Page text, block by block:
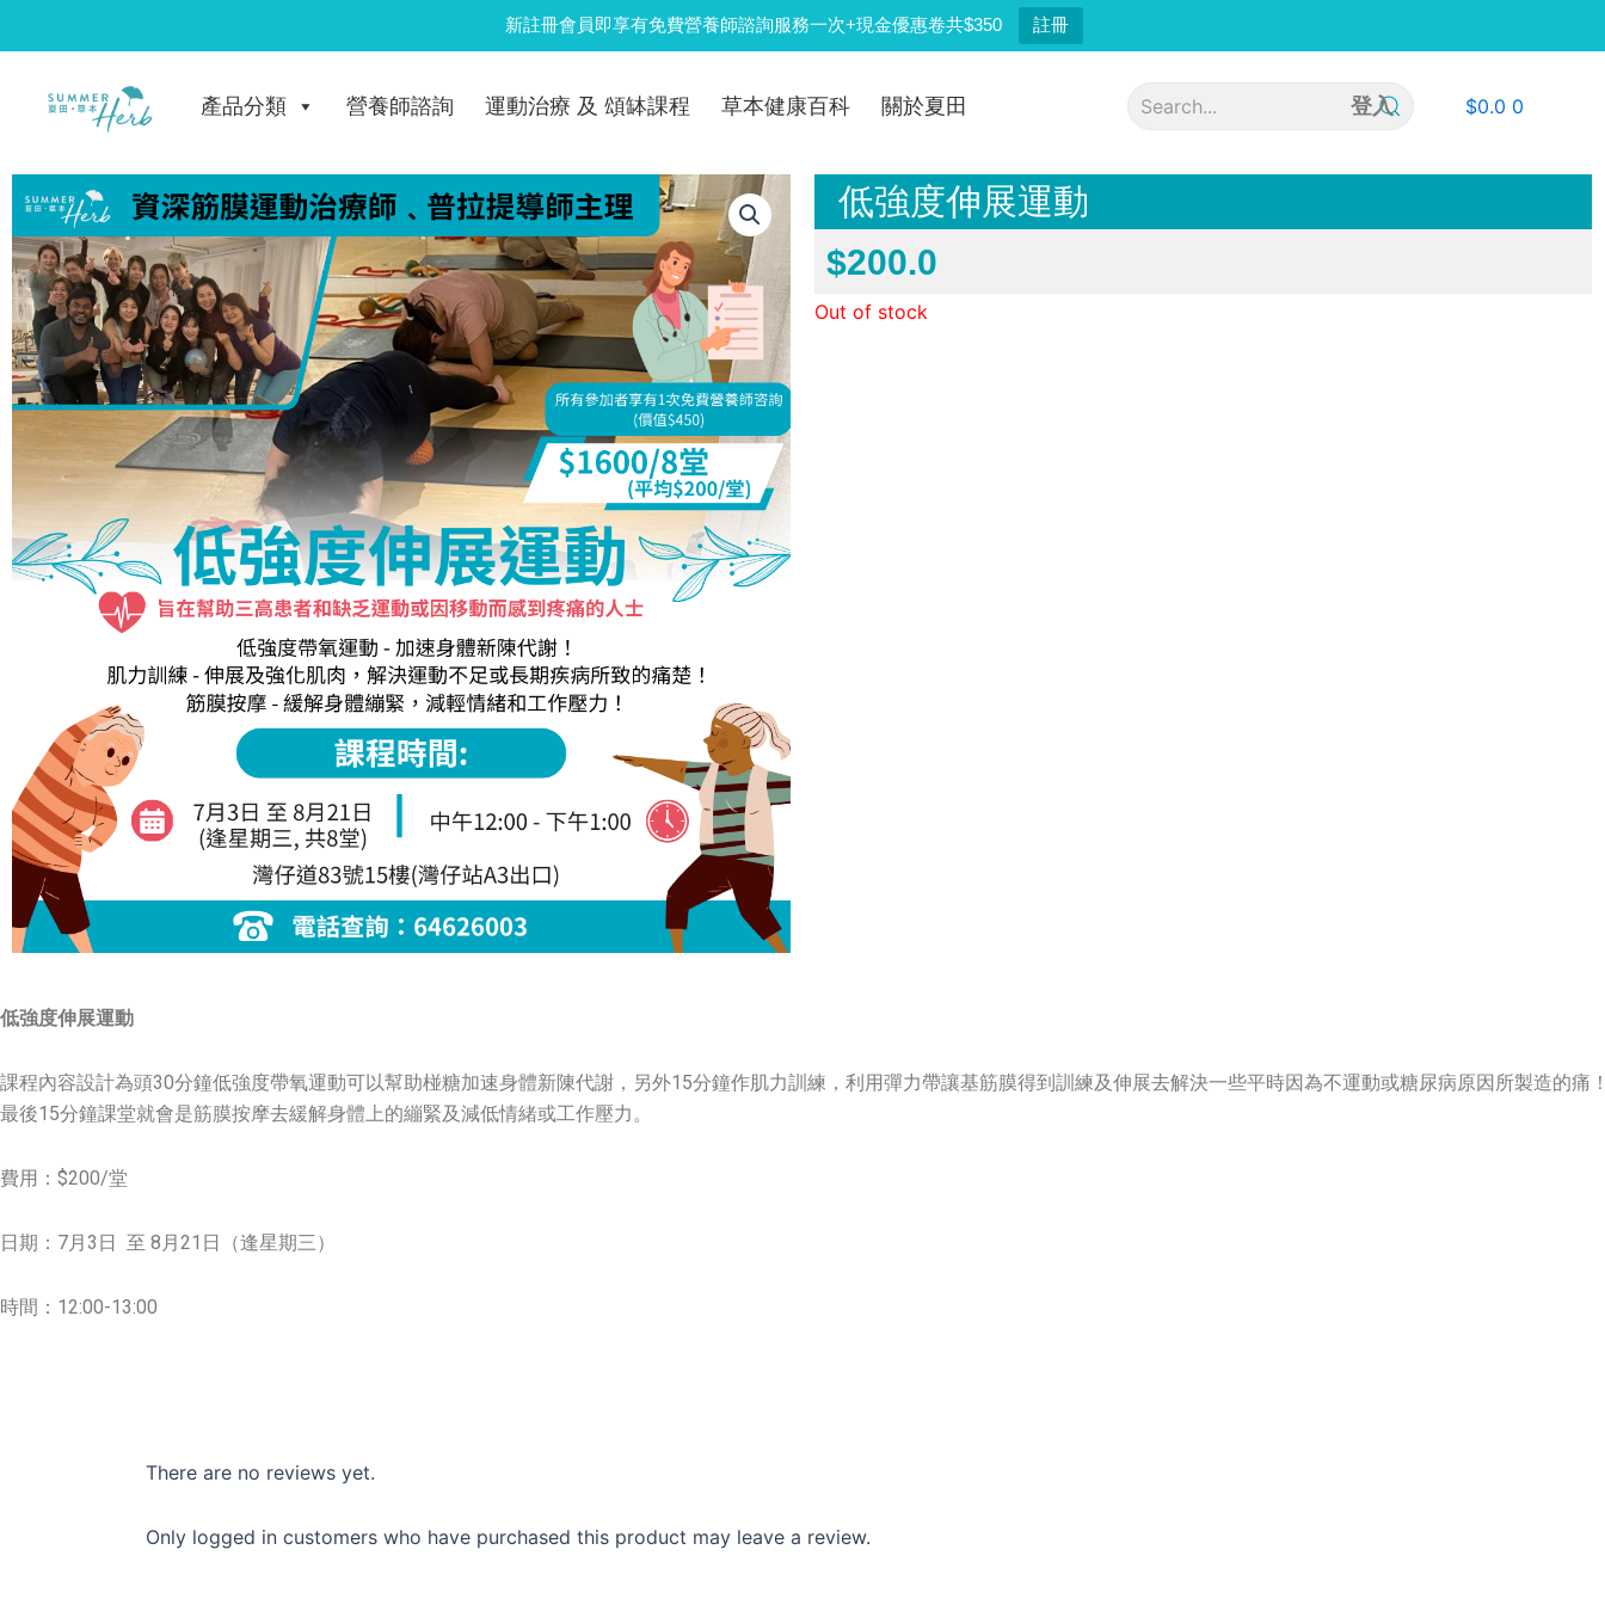
新註冊會員即享有免費營養師諮詢服務一次+現金優惠卷共$350 註冊
to
產品分類
營養師諮詢 運動治療 及 頌缽課程 草本健康百科 關於夏田 登入 $0.0 0
低強度伸展運動
$200.0
Out of stock
低強度伸展運動
課程內容設計為頭30分鐘低強度帶氧運動可以幫助椪糖加速身體新陳代謝，另外15分鐘作肌力訓練，利用彈力帶讓基筋膜得到訓練及伸展去解決一些平時因為不運動或糖尿病原因所製造的痛
最後15分鐘課堂就會是筋膜按摩去緩解身體上的繃緊及減低情緒或工作壓力。
費用：$200/堂
日期：7月3日 至 8月21日（逢星期三）
時間：12:00-13:00
There are no reviews yet.
Only logged in customers who have purchased this product may leave a review.